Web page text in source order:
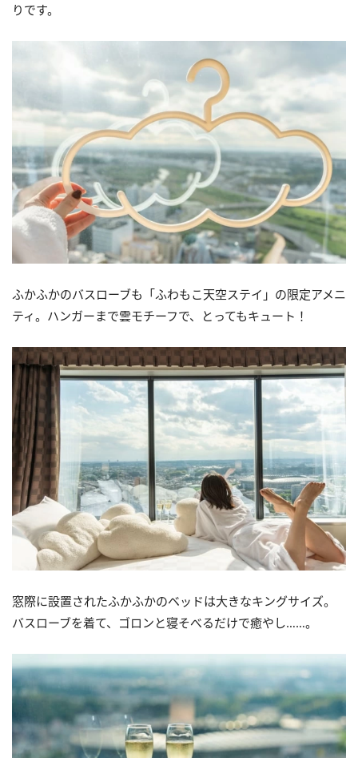
りです。
ふかふかのバスローブも「ふわもこ天空ステイ」の限定アメニ
ティ。ハンガーまで雲モチーフで、とってもキュート！
窓際に設置されたふかふかのベッドは大きなキングサイズ。
バスローブを着て、ゴロンと寝そべるだけで癒やし……。